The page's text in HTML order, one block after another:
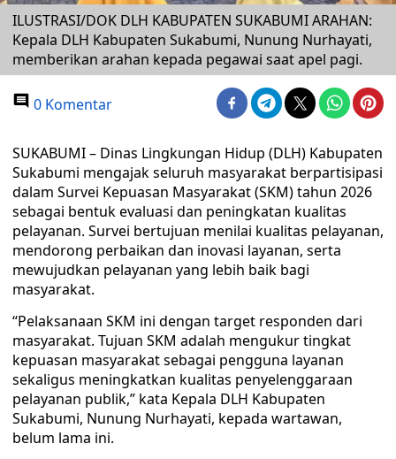
ILUSTRASI/DOK DLH KABUPATEN SUKABUMI ARAHAN:
Kepala DLH Kabupaten Sukabumi, Nunung Nurhayati,
memberikan arahan kepada pegawai saat apel pagi.
0 Komentar
SUKABUMI – Dinas Lingkungan Hidup (DLH) Kabupaten
Sukabumi mengajak seluruh masyarakat berpartisipasi
dalam Survei Kepuasan Masyarakat (SKM) tahun 2026
sebagai bentuk evaluasi dan peningkatan kualitas
pelayanan. Survei bertujuan menilai kualitas pelayanan,
mendorong perbaikan dan inovasi layanan, serta
mewujudkan pelayanan yang lebih baik bagi
masyarakat.
“Pelaksanaan SKM ini dengan target responden dari
masyarakat. Tujuan SKM adalah mengukur tingkat
kepuasan masyarakat sebagai pengguna layanan
sekaligus meningkatkan kualitas penyelenggaraan
pelayanan publik,” kata Kepala DLH Kabupaten
Sukabumi, Nunung Nurhayati, kepada wartawan,
belum lama ini.